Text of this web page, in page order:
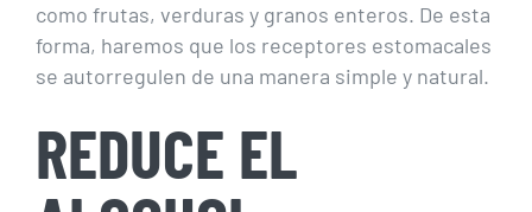
como frutas, verduras y granos enteros. De esta
forma, haremos que los receptores estomacales
se autorregulen de una manera simple y natural.
REDUCE EL